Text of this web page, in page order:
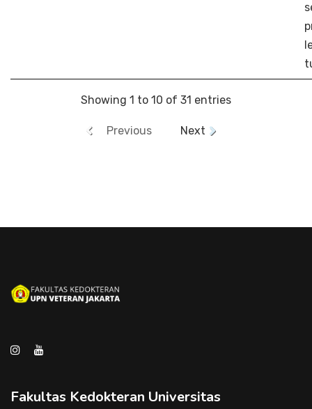
Showing 1 to 10 of 31 entries
Previous Next
Fakultas Kedokteran Universitas